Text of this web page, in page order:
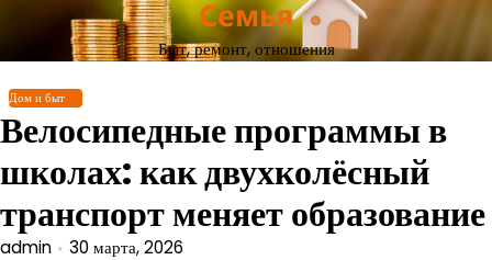
Перейти
содержимому
Семья
Быт, ремонт, отношения
Дом и быт
Велосипедные программы в
школах: как двухколёсный
транспорт меняет образование
admin 30 марта, 2026